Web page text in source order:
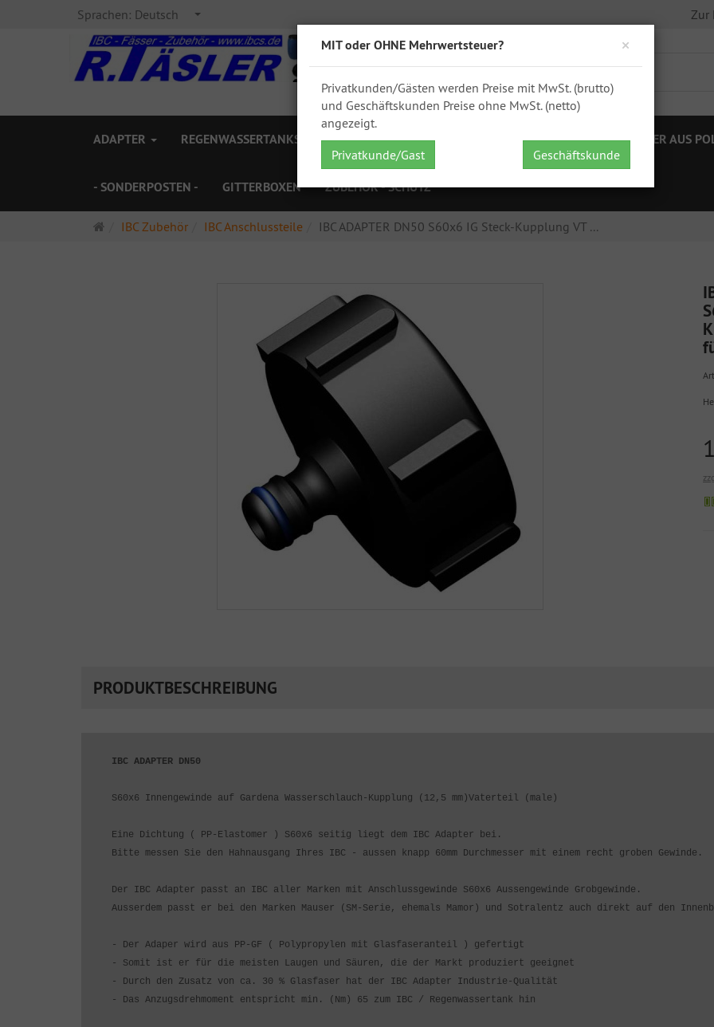
×
MIT oder OHNE Mehrwertsteuer?
Privatkunden/Gästen werden Preise mit MwSt. (brutto)
und Geschäftskunden Preise ohne MwSt. (netto)
angezeigt.
Privatkunde/Gast
Geschäftskunde
Sprachen: Deutsch Zur
ADAPTER REGENWASSERTANKS ZAPFSTELLEN IBC ZUBEHÖR FÄSSER KANISTER AUS
- SONDERPOSTEN - GITTERBOXEN ZUBEHÖR - SCHÜTZ
Startseite
IBC Zubehör IBC Anschlussteile IBC ADAPTER DN50 S60x6 IG Steck-Kupplung VT ...
PRODUKTBESCHREIBUNG
IBC ADAPTER DN50
S60x6 Innengewinde auf Gardena Wasserschlauch-Kupplung (12,5 mm)Vaterteil (male)
Eine Dichtung ( PP-Elastomer ) S60x6 seitig liegt dem IBC Adapter bei.
Bitte messen Sie den Hahnausgang Ihres IBC - aussen knapp 60mm Durchmesser mit einem recht groben Gewinde.
Der IBC Adapter passt an IBC aller Marken mit Anschlussgewinde S60x6 Aussengewinde Grobgewinde.
Ausserdem passt er bei den Marken Mauser (SM-Serie, ehemals Mamor) und Sotralentz auch direkt auf den
- Der Adaper wird aus PP-GF ( Polypropylen mit Glasfaseranteil ) gefertigt
- Somit ist er für die meisten Laugen und Säuren, die der Markt produziert geeignet
- Durch den Zusatz von ca. 30 % Glasfaser hat der IBC Adapter Industrie-Qualität
- Das Anzugsdrehmoment entspricht min. (Nm) 65 zum IBC / Regenwassertank hin